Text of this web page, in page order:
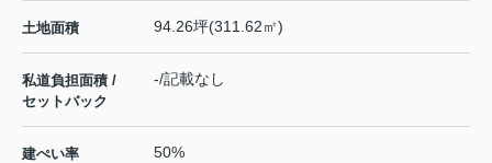
土地面積 94.26坪(311.62㎡)
私道負担面積 /
セットバック
-/記載なし
建ぺい率 50%